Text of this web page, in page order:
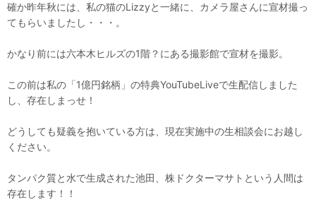
確か昨年秋には、私の猫のLizzyと一緒に、カメラ屋さんに宣材撮っ
てもらいましたし・・・。
かなり前には六本木ヒルズの1階？にある撮影館で宣材を撮影。
この前は私の「1億円銘柄」の特典YouTubeLiveで生配信しました
し、存在しまっせ！
どうしても疑義を抱いている方は、現在実施中の生相談会にお越し
ください。
タンパク質と水で生成された池田、株ドクターマサトという人間は
存在します！！